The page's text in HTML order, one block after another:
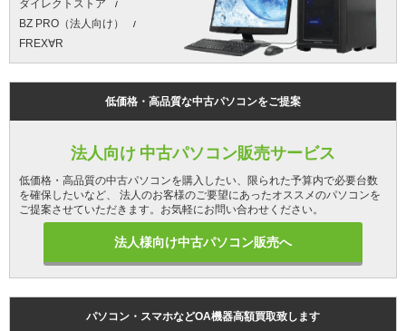
ダイレクトストア
BZ PRO（法人向け）
FREX∀R
低価格・高品質な中古パソコンをご提案
法人向け 中古パソコン販売サービス
低価格・高品質の中古パソコンを購入したい、限られた予算内で必要台数
を確保したいなど、 法人のお客様のご要望にあったオススメのパソコンを
ご提案させていただきます。お気軽にお問い合わせください。
法人様向け中古パソコン販売へ
パソコン・スマホなどOA機器高額買取致します